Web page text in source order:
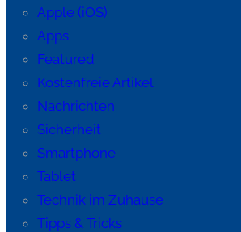
Apple (iOS)
Apps
Featured
Kostenfreie Artikel
Nachrichten
Sicherheit
Smartphone
Tablet
Technik im Zuhause
Tipps & Tricks